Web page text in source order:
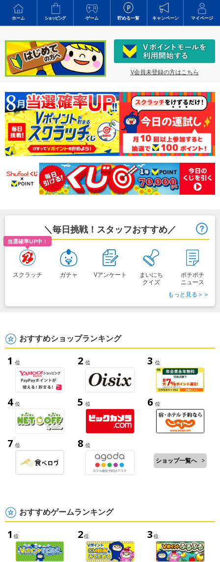
ホーム ショッピング ゲーム 貯める一覧 キャンペーン マイページ
V会員未登録の方はこちら
＼毎日挑戦！スタッフおすすめ／
当選確率UP中！
スクラッチ ガチャ Vアンケート
まいにち
クイズ
ポチポチ
ニュース
もっと見る＞＞
おすすめショップランキング
1 位 2 位 3 位
4 位 5 位 6 位
7 位 8 位
ショップ一覧へ >
おすすめゲームランキング
1 位 2位 3 位